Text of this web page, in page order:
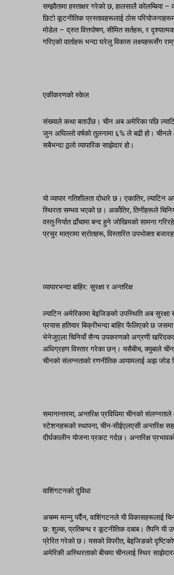
सम्झौतामा हस्ताक्षर गरेको छ, हालसालै कोलम्बिया
छिटो कूटनीतिक प्रस्तावहरूलाई ठोस
मोडेल – द्रुत वित्तपोषण, सीमित सर्तहरू, र
गरिएको वार्ताहरू भन्दा घरेलु विकास लक्ष्यहरूसँग
एकीकरणको स्केल
संख्याले कथा बताउँछ। चीन अब अमेरिका पछि
जुन अघिल्लो वर्षको तुलनामा ६% ले बढी हो।
सबैभन्दा ठूलो व्यापारिक साझेदार हो।
यो व्यापार गतिशीलता दोधारे छ। एकातिर,
स्थिरता सम्भव भएको छ। अर्कोतिर, तिनीहरूले
वस्तु-निर्यात ढाँचामा बन्द हुने जोखिमको सामना
प्रचुर मात्रामा स्रोतहरू, विस्तारित उपभोक्ता
व्यापारभन्दा बाहिर: सुरक्षा र अन्तरिक्ष
ल्याटिन अमेरिकामा बेइजिङको उपस्थिति अब
प्रयास हतियार बिक्रीभन्दा बाहिर फैलिएको छ
भेनेजुएला चिनियाँ सैन्य उपकरणको अग्रणी
अधिग्रहण विस्तार गरेका छन्। यसैबीच, क्युबाले
चीनको संलग्नताको रणनीतिक आयामलाई अझ जोड
समानान्तरमा, अन्तरिक्ष प्रविधिमा चीनको
स्टेशनहरूको स्थापना, चीन-सीईएलएसी अन्तरिक्ष
दीर्घकालीन योजना प्रकट गर्दछ। अन्तरिक्ष
वाशिंगटनको दुविधा
अचम्म मान्नु पर्दैन, वाशिंगटनले यी विकासहरूलाई
छ: शुल्क, प्रतिबन्ध र कूटनीतिक दबाब। तैपनि यी
प्रेरित गरेको छ। यसको विपरीत, बेइजिङको
अमेरिकी अस्थिरताको बीचमा चीनलाई स्थिर